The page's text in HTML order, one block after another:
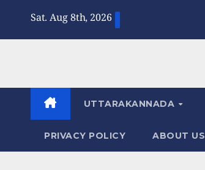
Sat. Aug 8th, 2026
UTTARAKANNADA
PRIVACY POLICY ABOUT US